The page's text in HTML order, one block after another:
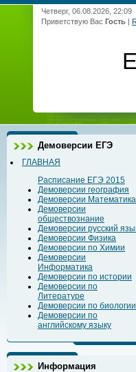
Четверг, 06.08.2026, 22:09
Приветствую Вас Гость |
Демоверсии ЕГЭ
ГЛАВНАЯ
Расписание ЕГЭ 2015
Демоверсии география
Демоверсии Математика
Демоверсии
обществознание
Демоверсии русский
Демоверсии Физика
Демоверсии по Химии
Демоверсии
Информатика
Демоверсии по истории
Демоверсии по
Литературе
Демоверсии по биологии
Демоверсии по
английскому языку
Информация